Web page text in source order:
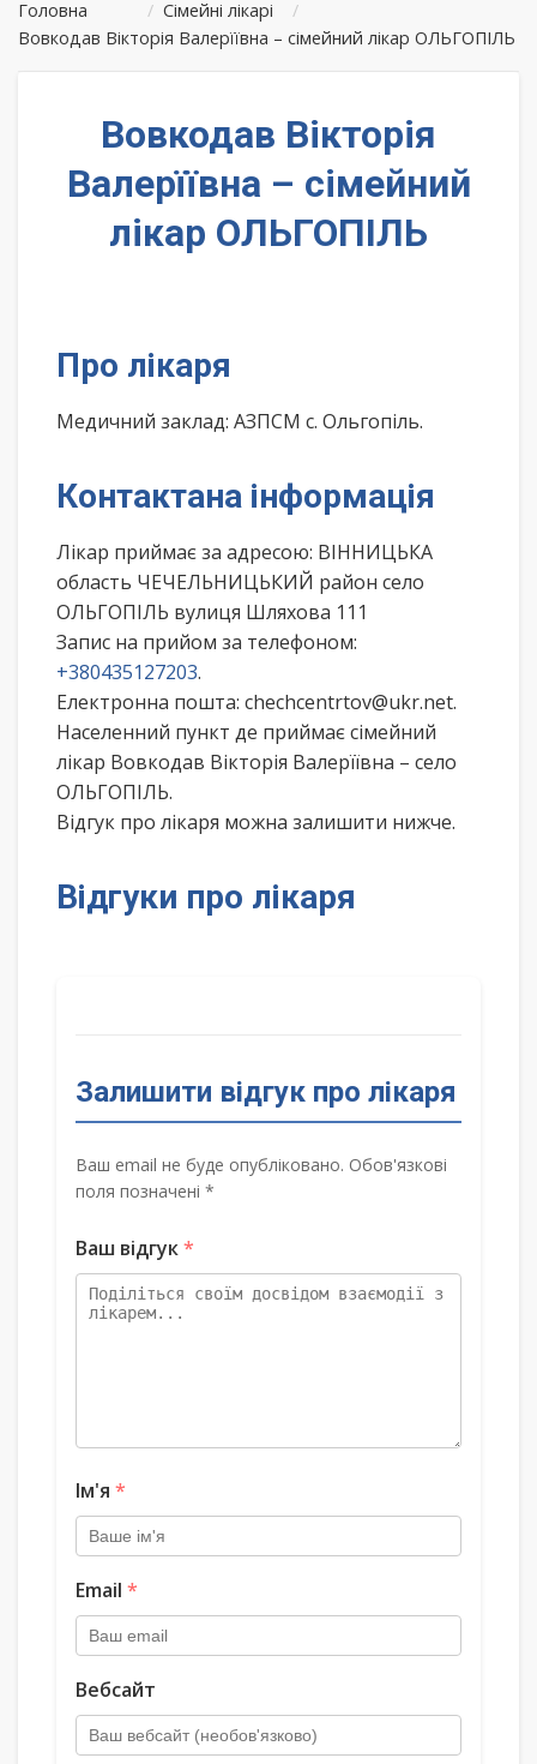
Головна / Сімейні лікарі
/
Вовкодав Вікторія Валерїївна – сімейний лікар ОЛЬГОПІЛЬ
Вовкодав Вікторія
Валерїївна – сімейний
лікар ОЛЬГОПІЛЬ
Про лікаря
Медичний заклад: АЗПСМ с. Ольгопіль.
Контактана інформація
Лікар приймає за адресою: ВІННИЦЬКА
область ЧЕЧЕЛЬНИЦЬКИЙ район село
ОЛЬГОПІЛЬ вулиця Шляхова 111
Запис на прийом за телефоном:
+380435127203.
Електронна пошта: chechcentrtov@ukr.net.
Населенний пункт де приймає сімейний
лікар Вовкодав Вікторія Валерїївна – село
ОЛЬГОПІЛЬ.
Відгук про лікаря можна залишити нижче.
Відгуки про лікаря
Залишити відгук про лікаря
Ваш email не буде опубліковано. Обов'язкові
поля позначені *
Ваш відгук*
Ім'я *
Email *
Вебсайт